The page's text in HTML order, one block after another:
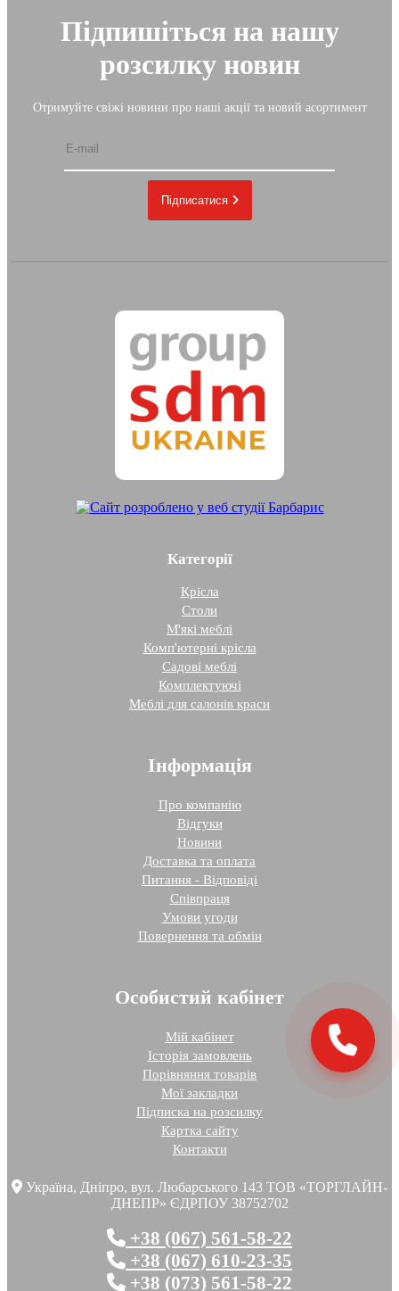
Підпишіться на нашу
розсилку новин
Отримуйте свіжі новини про наші акції та новий асортимент
Підписатися
Категорії
Крісла
Столи
М'які меблі
Комп'ютерні крісла
Садові меблі
Комплектуючі
Меблі для салонів краси
Інформація
Про компанію
Відгуки
Новини
Доставка та оплата
Питання - Відповіді
Співпраця
Умови угоди
Повернення та обмін
Особистий кабінет
Мій кабінет
Історія замовлень
Порівняння товарів
Мої закладки
Підписка на розсилку
Картка сайту
Контакти
Україна, Дніпро, вул. Любарського 143 ТОВ «ТОРГЛАЙН-
ДНЕПР» ЄДРПОУ 38752702
+38 (067) 561-58-22
+38 (067) 610-23-35
+38 (073) 561-58-22